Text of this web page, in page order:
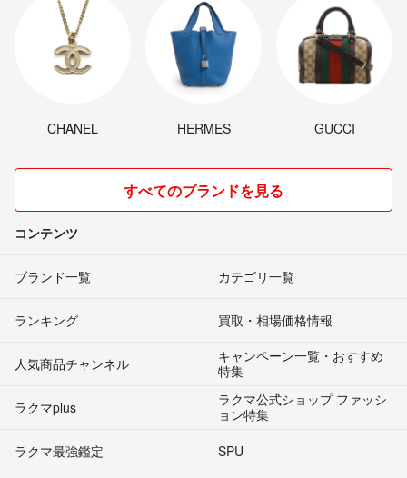
CHANEL HERMES GUCCI
すべてのブランドを見る
コンテンツ
ブランド一覧 カテゴリ一覧
ランキング 買取・相場価格情報
人気商品チャンネル
キャンペーン一覧・おすすめ
特集
ラクマplus
ラクマ公式ショップ ファッシ
ョン特集
ラクマ最強鑑定
SPU